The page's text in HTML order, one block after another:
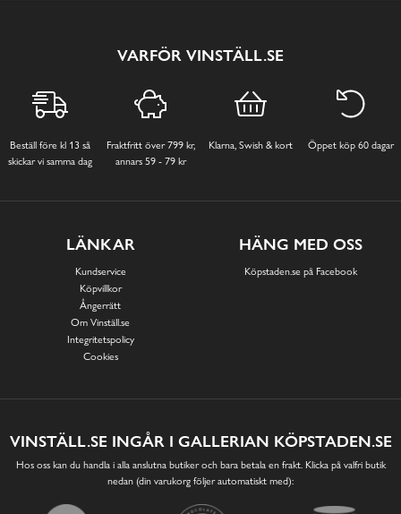
VARFÖR VINSTÄLL.SE
Beställ före kl 13 så
skickar vi samma dag
Fraktfritt över 799 kr,
annars 59 - 79 kr
Klarna, Swish & kort Öppet köp 60 dagar
LÄNKAR
Kundservice
Köpvillkor
Ångerrätt
Om Vinställ.se
Integritetspolicy
Cookies
HÄNG MED OSS
Köpstaden.se på Facebook
VINSTÄLL.SE INGÅR I GALLERIAN KÖPSTADEN.SE
Hos oss kan du handla i alla anslutna butiker och bara betala en frakt. Klicka på valfri butik
nedan (din varukorg följer automatiskt med):